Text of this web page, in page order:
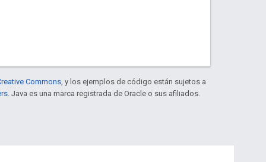
Commons , y los ejemplos de código están sujetos a
. Java es una marca registrada de Oracle o sus afiliados.